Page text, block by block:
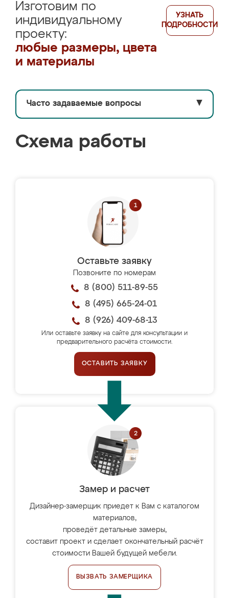
Изготовим по
индивидуальному
проекту:
любые размеры, цвета
и материалы
УЗНАТЬ
ПОДРОБНОСТИ
Часто задаваемые вопросы ▼
Схема работы
Оставьте заявку
Позвоните по номерам
8 (800) 511-89-55
8 (495) 665-24-01
8 (926) 409-68-13
Или оставьте заявку на сайте для консультации и
предварительного расчёта стоимости.
ОСТАВИТЬ ЗАЯВКУ
Замер и расчет
Дизайнер-замерщик приедет к Вам с каталогом
материалов,
проведёт детальные замеры,
составит проект и сделает окончательный расчёт
стоимости Вашей будущей мебели.
ВЫЗВАТЬ ЗАМЕРЩИКА